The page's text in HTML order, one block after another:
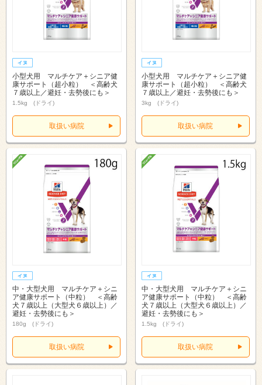
小型犬用 マルチケア＋シニア健
康サポート（超小粒） ＜高齢犬
７歳以上／避妊・去勢後にも＞
1.5kg (ドライ)
取扱い病院
小型犬用 マルチケア＋シニア健
康サポート（超小粒） ＜高齢犬
７歳以上／避妊・去勢後にも＞
3kg (ドライ)
取扱い病院
中・大型犬用 マルチケア＋シニ
ア健康サポート（中粒） ＜高齢
犬７歳以上（大型犬６歳以上）／
避妊・去勢後にも＞
180g (ドライ)
取扱い病院
中・大型犬用 マルチケア＋シニ
ア健康サポート（中粒） ＜高齢
犬７歳以上（大型犬６歳以上）／
避妊・去勢後にも＞
1.5kg (ドライ)
取扱い病院